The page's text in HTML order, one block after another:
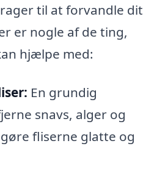
til at forvandle dit
er nogle af de ting,
hjælpe med:
En grundig
snavs, alger og
fliserne glatte og